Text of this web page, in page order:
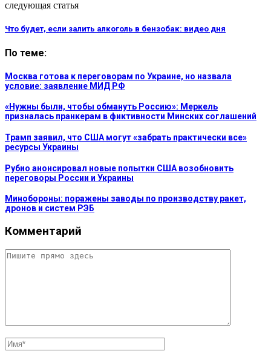
следующая статья
Что будет, если залить алкоголь в бензобак: видео дня
По теме:
Москва готова к переговорам по Украине, но назвала
условие: заявление МИД РФ
«Нужны были, чтобы обмануть Россию»: Меркель
призналась пранкерам в фиктивности Минских соглашений
Трамп заявил, что США могут «забрать практически все»
ресурсы Украины
Рубио анонсировал новые попытки США возобновить
переговоры России и Украины
Минобороны: поражены заводы по производству ракет,
дронов и систем РЭБ
Комментарий